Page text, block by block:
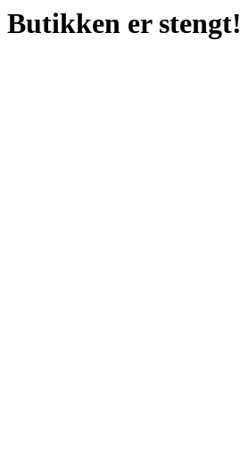
Butikken er stengt!